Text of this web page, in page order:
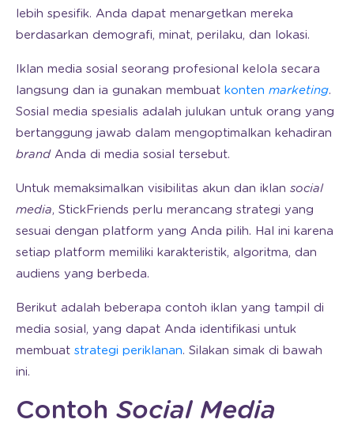
lebih spesifik. Anda dapat menargetkan mereka
berdasarkan demografi, minat, perilaku, dan lokasi.
Iklan media sosial seorang profesional kelola secara
langsung dan ia gunakan membuat konten marketing.
Sosial media spesialis adalah julukan untuk orang yang
bertanggung jawab dalam mengoptimalkan kehadiran
brand Anda di media sosial tersebut.
Untuk memaksimalkan visibilitas akun dan iklan social
media, StickFriends perlu merancang strategi yang
sesuai dengan platform yang Anda pilih. Hal ini karena
setiap platform memiliki karakteristik, algoritma, dan
audiens yang berbeda.
Berikut adalah beberapa contoh iklan yang tampil di
media sosial, yang dapat Anda identifikasi untuk
membuat strategi periklanan. Silakan simak di bawah
ini.
Contoh Social Media